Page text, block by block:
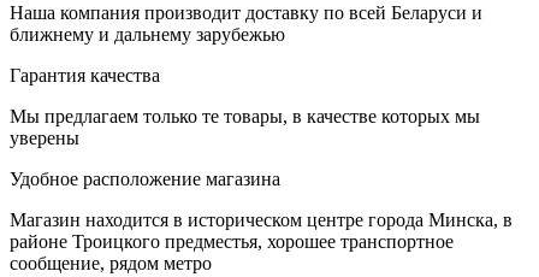
Наша компания производит доставку по всей Беларуси и
ближнему и дальнему зарубежью
Гарантия качества
Мы предлагаем только те товары, в качестве которых мы
уверены
Удобное расположение магазина
Магазин находится в историческом центре города Минска, в
районе Троицкого предместья, хорошее транспортное
сообщение, рядом метро